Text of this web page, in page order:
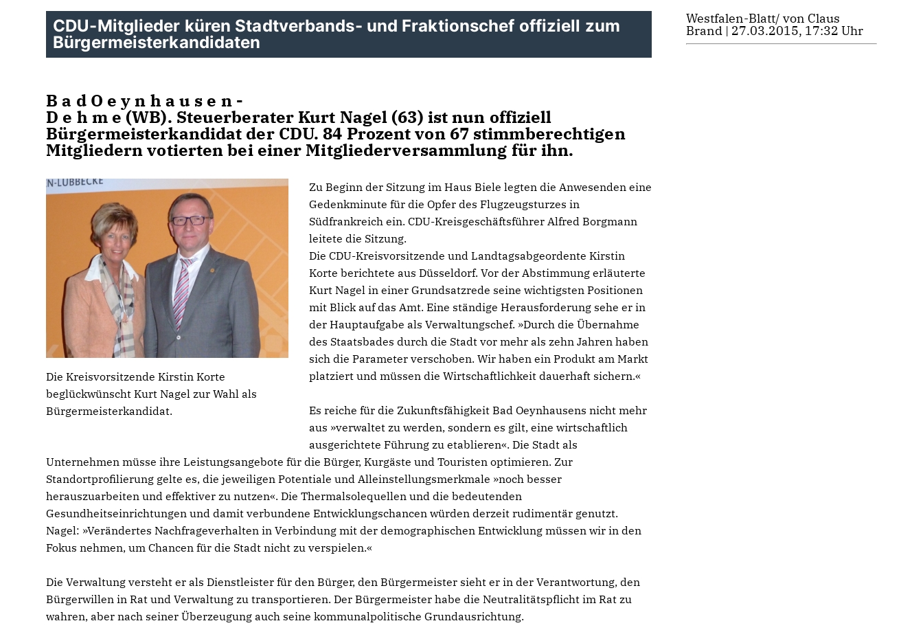
CDU-Mitglieder küren Stadtverbands- und Fraktionschef offiziell zum
Bürgermeisterkandidaten
B a d O e y n h a u s e n -
D e h m e (WB). Steuerberater Kurt Nagel (63) ist nun offiziell
Bürgermeisterkandidat der CDU. 84 Prozent von 67 stimmberechtigen
Mitgliedern votierten bei einer Mitgliederversammlung für ihn.
Die Kreisvorsitzende Kirstin Korte
beglückwünscht Kurt Nagel zur Wahl als
Bürgermeisterkandidat.
Zu Beginn der Sitzung im Haus Biele legten die Anwesenden eine
Gedenkminute für die Opfer des Flugzeugsturzes in
Südfrankreich ein. CDU-Kreisgeschäftsführer Alfred Borgmann
leitete die Sitzung.
Die CDU-Kreisvorsitzende und Landtagsabgeordente Kirstin
Korte berichtete aus Düsseldorf. Vor der Abstimmung erläuterte
Kurt Nagel in einer Grundsatzrede seine wichtigsten Positionen
mit Blick auf das Amt. Eine ständige Herausforderung sehe er in
der Hauptaufgabe als Verwaltungschef. »Durch die Übernahme
des Staatsbades durch die Stadt vor mehr als zehn Jahren haben
sich die Parameter verschoben. Wir haben ein Produkt am Markt
platziert und müssen die Wirtschaftlichkeit dauerhaft sichern.«
Es reiche für die Zukunftsfähigkeit Bad Oeynhausens nicht mehr
aus »verwaltet zu werden, sondern es gilt, eine wirtschaftlich
ausgerichtete Führung zu etablieren«. Die Stadt als
Unternehmen müsse ihre Leistungsangebote für die Bürger, Kurgäste und Touristen optimieren. Zur
Standortprofilierung gelte es, die jeweiligen Potentiale und Alleinstellungsmerkmale »noch besser
herauszuarbeiten und effektiver zu nutzen«. Die Thermalsolequellen und die bedeutenden
Gesundheitseinrichtungen und damit verbundene Entwicklungschancen würden derzeit rudimentär genutzt.
Nagel: »Verändertes Nachfrageverhalten in Verbindung mit der demographischen Entwicklung müssen wir in den
Fokus nehmen, um Chancen für die Stadt nicht zu verspielen.«
Die Verwaltung versteht er als Dienstleister für den Bürger, den Bürgermeister sieht er in der Verantwortung, den
Bürgerwillen in Rat und Verwaltung zu transportieren. Der Bürgermeister habe die Neutralitätspflicht im Rat zu
wahren, aber nach seiner Überzeugung auch seine kommunalpolitische Grundausrichtung.
Westfalen-Blatt/ von Claus
Brand | 27.03.2015, 17:32 Uhr